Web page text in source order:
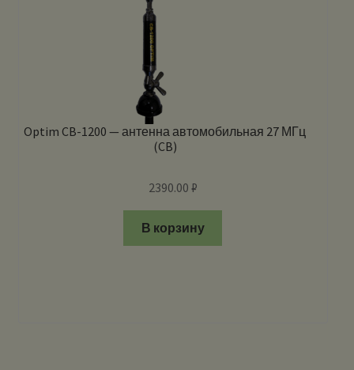
Optim CB-1200 — антенна автомобильная 27 МГц
(CB)
2390.00 ₽
В корзину